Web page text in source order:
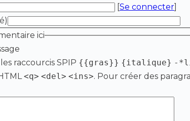
Se connecter
ici
raccourcis SPIP {{gras}} {italique} -
<q> <del> <ins>. Pour créer des